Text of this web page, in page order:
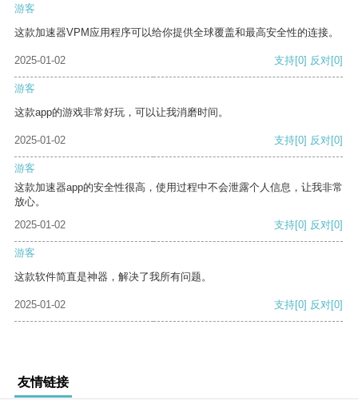
游客
这款加速器VPM应用程序可以给你提供全球覆盖和最高安全性的连接。
2025-01-02 支持[0] 反对[0]
游客
这款app的游戏非常好玩，可以让我消磨时间。
2025-01-02 支持[0] 反对[0]
游客
这款加速器app的安全性很高，使用过程中不会泄露个人信息，让我非常
放心。
2025-01-02
支持[0] 反对[0]
游客
这款软件简直是神器，解决了我所有问题。
2025-01-02 支持[0] 反对[0]
友情链接